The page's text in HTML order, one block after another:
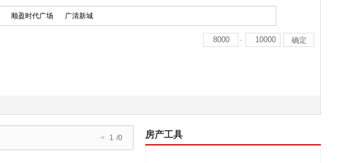
顺盈时代广场 广清新城
-
< 1 /0 房产工具